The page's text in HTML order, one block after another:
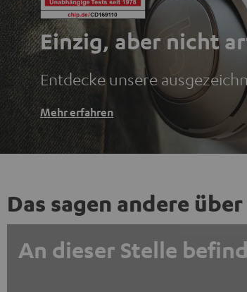
Einzig, aber nicht
Entdecke unsere
Mehr erfahren
Das sagen andere
An dieser Stelle